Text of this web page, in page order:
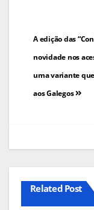
de
artigos
A edição das
novidade nos
uma variante
aos Galegos
Related Post